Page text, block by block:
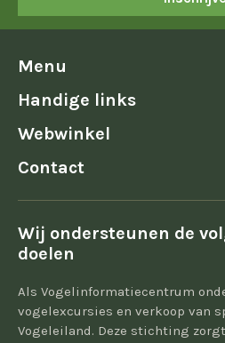
Menu
Handige links
Webwinkel
Contact
Wij ondersteunen de
doelen
Als Vogelinformatiecentrum
vogelexcursies en verkoop van
Vogeleiland. Deze stichting